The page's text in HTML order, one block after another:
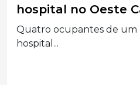
hospital no Oeste
Quatro ocupantes de um
hospital...